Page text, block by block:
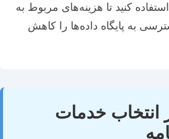
کنید تا هزینه‌های مربوط به
به پایگاه داده‌ها را کاهش
انتخاب خدمات